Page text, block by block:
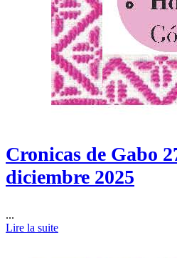
Cronicas de Gabo
diciembre 2025
...
Lire la suite